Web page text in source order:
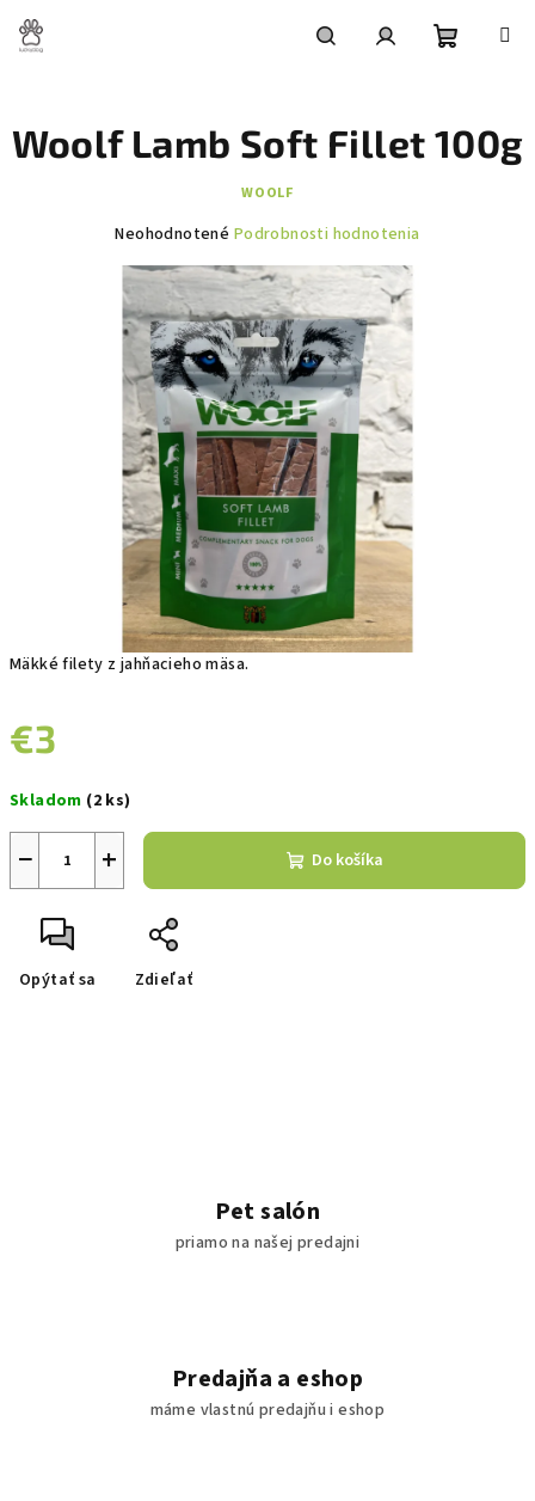
obsah
košík
Mäkké filety z jahňacieho mäsa.
€3
cena:
Skladom (2 ks)
+
− Do košíka
Opýtať sa Zdieľať
Woolf Lamb Soft Fillet 100g
WOOLF
Priemerné
produktu
je
0,0
5
hviezdičiek.
Neohodnotené Podrobnosti hodnotenia
Pet salón
priamo na našej predajni
Predajňa a eshop
máme vlastnú predajňu i eshop